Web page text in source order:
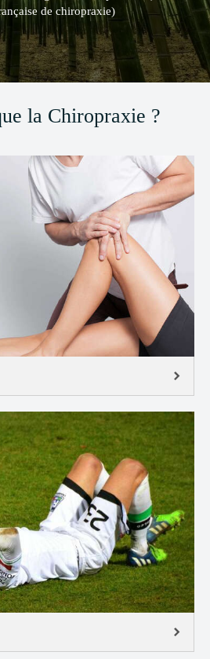
de chiropraxie)
la Chiropraxie ?